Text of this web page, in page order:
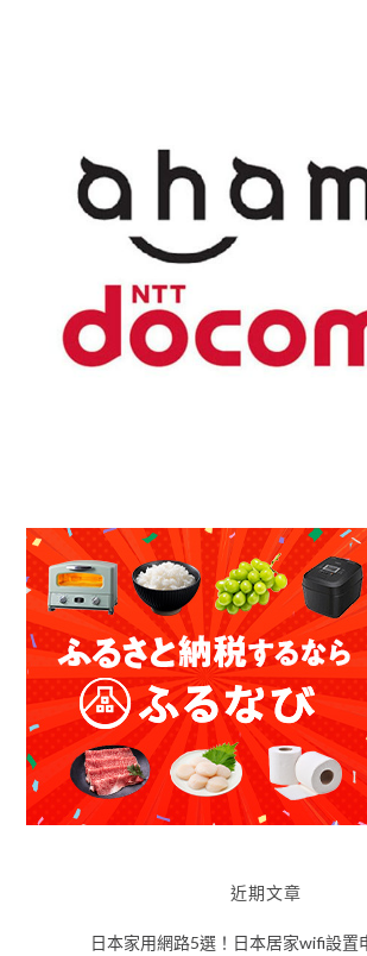
近期文章
日本家用網路5選！日本居家wifi設置